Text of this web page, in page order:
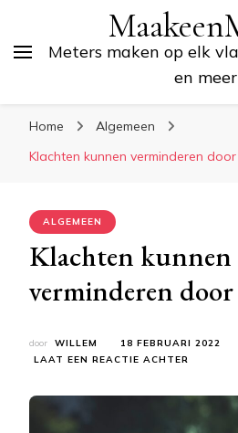
Meters maken op elk
en meer
Home
Algemeen
Klachten kunnen verminderen door
ALGEMEEN
Klachten kunnen
verminderen
door WILLEM
18 FEBRUARI 2022
LAAT EEN REACTIE ACHTER
DOOR